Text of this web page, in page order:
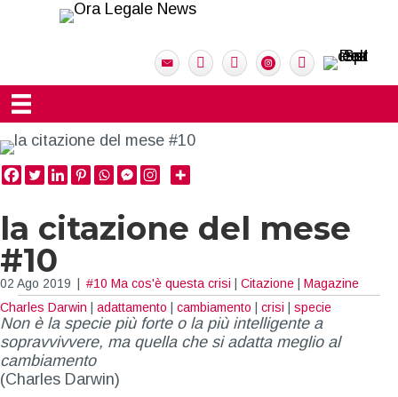
la citazione del mese
#10
02 Ago 2019 #10 Ma cos'è questa crisi Citazione
Magazine
Charles Darwin
adattamento cambiamento crisi specie
Non è la specie più forte o la più intelligente a
sopravvivvere, ma quella che si adatta meglio al
cambiamento
(Charles Darwin)